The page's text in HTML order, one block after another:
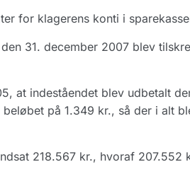
for klagerens konti i
31. december 2007 blev
at indeståendet blev udbetalt
på 1.349 kr., så der i alt
218.567 kr., hvoraf 207.552